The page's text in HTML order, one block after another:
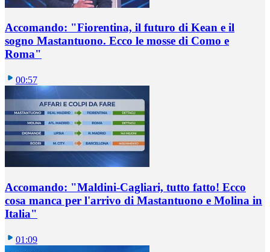
Accomando: "Fiorentina, il futuro di Kean e il
sogno Mastantuono. Ecco le mosse di Como e
Roma"
00:57
Accomando: "Maldini-Cagliari, tutto fatto! Ecco
cosa manca per l'arrivo di Mastantuono e Molina in
Italia"
01:09